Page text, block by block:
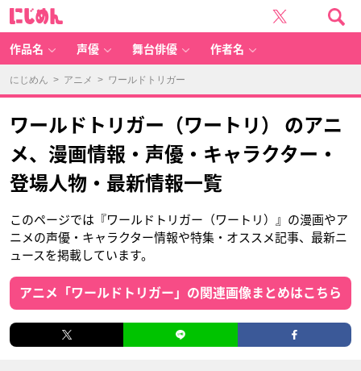
作品名 声優 舞台俳優 作者名
にじめん > アニメ > ワールドトリガー
ワールドトリガー（ワートリ） のアニ
メ、漫画情報・声優・キャラクター・
登場人物・最新情報一覧
このページでは『ワールドトリガー（ワートリ）』の漫画やア
ニメの声優・キャラクター情報や特集・オススメ記事、最新ニ
ュースを掲載しています。
アニメ「ワールドトリガー」の関連画像まとめはこちら